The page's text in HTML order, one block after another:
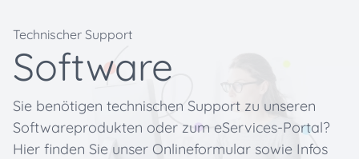
Technischer Support
Software
Sie benötigen technischen Support zu unseren
Softwareprodukten oder zum eServices-Portal?
Hier finden Sie unser Onlineformular sowie Infos